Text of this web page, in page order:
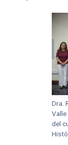
Dra.
Valle
del